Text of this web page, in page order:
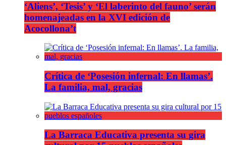
‘Aliens’, ‘Tesis’ y ‘El laberinto del fauno’ serán
homenajeadas en la XVI edición de
Acocollona’t
Crítica de ‘Posesión infernal: En llamas’.
La familia, mal, gracias
La Barraca Educativa presenta su gira